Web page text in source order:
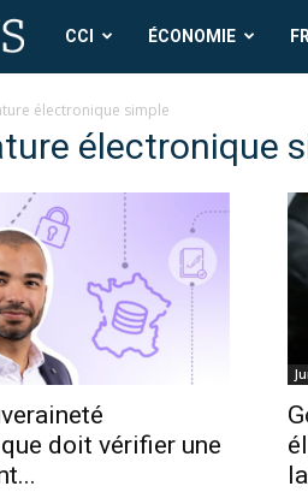
CCI
News
CCI ÉCONOMIE
électronique simple
électronique
doit vérifier une